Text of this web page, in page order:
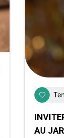
AU